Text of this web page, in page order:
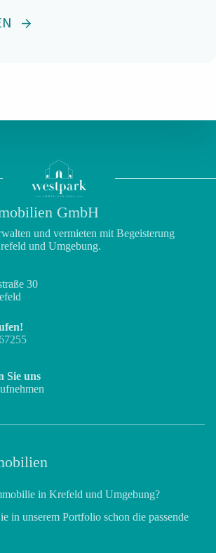
GmbH
und vermieten mit Begeisterung
und Umgebung.
30
Sie uns
in Krefeld und Umgebung?
in unserem Portfolio schon die passende